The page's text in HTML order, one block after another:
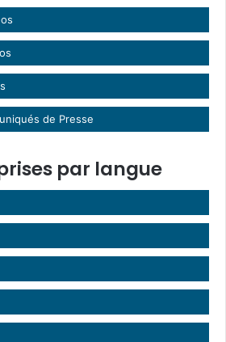
de Presse
par langue